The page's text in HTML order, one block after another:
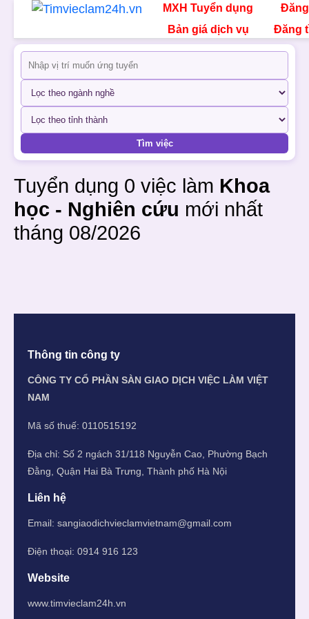
MXH Tuyển dụng
Bản giá dịch vụ
Đăng
Tìm việc
Tuyển dụng 0 việc làm Khoa
học - Nghiên cứu mới nhất
tháng 08/2026
Thông tin công ty
CÔNG TY CỔ PHẦN SÀN GIAO DỊCH VIỆC LÀM VIỆT
NAM
Mã số thuế: 0110515192
Địa chỉ: Số 2 ngách 31/118 Nguyễn Cao, Phường Bạch
Đằng, Quận Hai Bà Trưng, Thành phố Hà Nội
Liên hệ
Email: sangiaodichvieclamvietnam@gmail.com
Điện thoại: 0914 916 123
Website
www.timvieclam24h.vn